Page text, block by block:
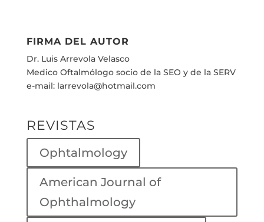
FIRMA DEL AUTOR
Dr. Luis Arrevola Velasco
Medico Oftalmólogo socio de la SEO y de la SERV
e-mail: larrevola@hotmail.com
REVISTAS
Ophtalmology
American Journal of
Ophthalmology